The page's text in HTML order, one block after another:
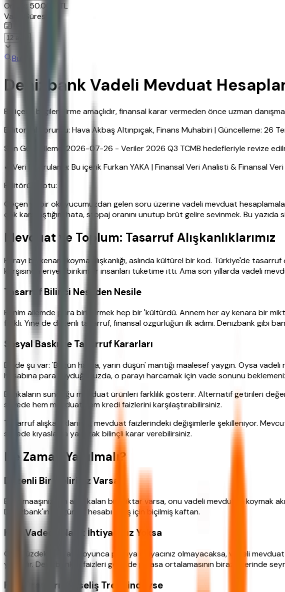
Ornek: 50.000
TL
Vade Süresi
Bul
Denizbank Vadeli Mevduat
Bu içerik bilgilendirme amaçlıdır, finansal karar vermeden önce uzman
Editoryal Sorumlu: Hava Akbaş Altınpıçak, Finans Muhabiri | Güncelleme: 26
Son Güncelleme: 2026-07-26 - Veriler 2026 Q3 TCMB hedefleriyle revize
✔ Veri Doğrulama: Bu içerik Furkan YAKA | Finansal Veri Analisti & Finansal
Editörün Notu:
Geçen yıl bir okuyucumuzdan gelen soru üzerine vadeli mevduat
çok karşılaştığım hata, stopaj oranını unutup brüt gelire sevinmek. Bu yazıda
Mevduat ve Toplum: Tasarruf Alışkanlıklarımız
Parayı bir kenara koyma alışkanlığı, aslında kültürel bir kod. Türkiye'de
karşısında eriyen birikimler insanları tüketime itti. Ama son yıllarda vadeli
Tasarruf Bilinci Nesilden Nesile
Benim ailemde para biriktirmek hep bir 'kültürdü. Annem her ay kenara bir
farklı. Yine de düzenli tasarruf, finansal özgürlüğün ilk adımı. Denizbank gibi
Sosyal Baskı ve Tasarruf Kararları
Bir de şu var: 'Bugün harca, yarın düşün' mantığı maalesef yaygın. Oysa
hesabına para koyduğunuzda, o parayı harcamak için vade sonunu
Bankaların sunduğu mevduat ürünleri farklılık gösterir. Alternatif getirileri
sayede hem mevduat hem kredi faizlerini karşılaştırabilirsiniz.
Tasarruf alışkanlıklarımız, mevduat faizlerindeki değişimlerle şekilleniyor.
sayede kıyaslama yaparak bilinçli karar verebilirsiniz.
Ne Zaman Yapılmalı?
Düzenli Bir Geliriniz Varsa
Eğer maaşınızdan arta kalan bir miktar varsa, onu vadeli mevduata koymak
Denizbank'ın 32 günlük hesabı bu iş için biçilmiş kaftan.
Kısa Vadede Nakit İhtiyacınız Yoksa
Önümüzdeki 3-6 ay boyunca paraya ihtiyacınız olmayacaksa, vadeli mevduat
yakındır. Denizbank'ın faizleri genelde piyasa ortalamasının biraz üzerinde
Faiz Oranları Yükseliş Trendindeyse